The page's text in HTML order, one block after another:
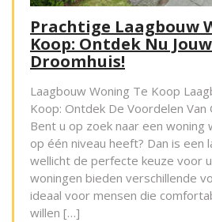
Prachtige Laagbouw
Koop: Ontdek Nu
Droomhuis!
Laagbouw Woning Te Koop
Koop: Ontdek De Voordelen Van
Bent u op zoek naar een woning
op één niveau heeft? Dan is een
wellicht de perfecte keuze voor
woningen bieden verschillende
ideaal voor mensen die
willen […]